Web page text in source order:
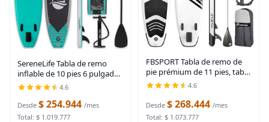
SereneLife Tabla de remo
inflable de 10 pies 6 pulgadas
con accesorios de SUP de alta
calidad, diseño estable de 32
pulgadas de ancho con
4.6
Desde $ 254.944 /mes
Total: $ 1.019.777
FBSPORT Tabla de remo de
pie prémium de 11 pies, tabla
de yoga con accesorios de
SUP y bolsa de transporte,
amplia posición, control de
surf,
4.6
Desde $ 268.444 /mes
Total: $ 1.073.777